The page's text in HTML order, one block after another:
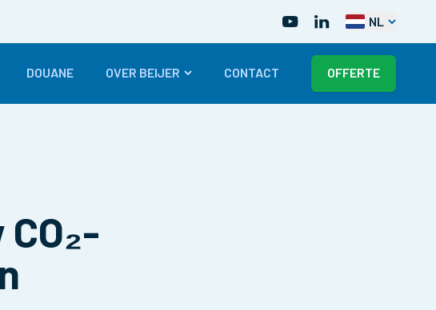
NL
DOUANE OVER BEIJER CONTACT OFFERTE